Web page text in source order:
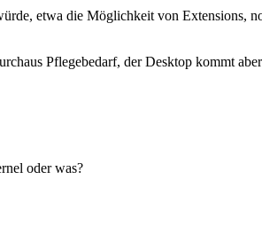
etwa die Möglichkeit von Extensions,
Pflegebedarf, der Desktop kommt
oder was?